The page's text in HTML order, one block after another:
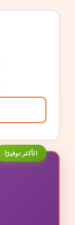
الأكثر توفيرًا